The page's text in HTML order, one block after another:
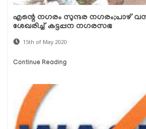
എന്റെ നഗരം സുന്ദര നഗരം;പാഴ്
ശേഖരിച്ച് കട്ടപ്പന നഗരസഭ
15th of May 2020
Continue Reading